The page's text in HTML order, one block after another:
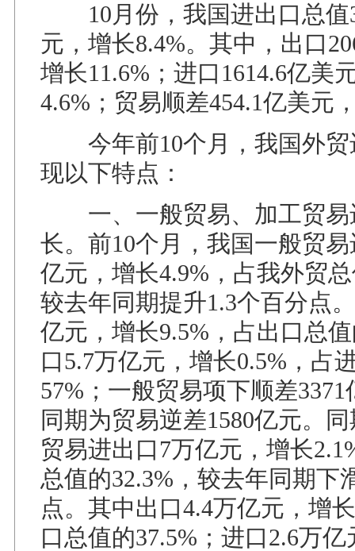
10月份，我国进出口总值
元，增长8.4%。其中，出口
增长11.6%；进口1614.6亿美
4.6%；贸易顺差454.1亿美元
今年前10个月，我国外贸
现以下特点：
一、一般贸易、加工贸易
长。前10个月，我国一般贸
亿元，增长4.9%，占我外贸
较去年同期提升1.3个百分点
亿元，增长9.5%，占出口总
口5.7万亿元，增长0.5%，占
57%；一般贸易项下顺差
同期为贸易逆差1580亿元。
贸易进出口7万亿元，增长
总值的32.3%，较去年同期下
点。其中出口4.4万亿元，增
口总值的37.5%；进口2.6万